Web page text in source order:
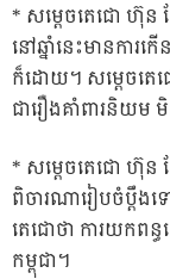
* សម្តេចតេជោ ហ៊ុន ស
នៅឆ្នាំនេះមានការ
ក៏ដោយ។ សម្តេចតេជ
ជារឿងគាំពារនិយម
* សម្តេចតេជោ ហ៊ុន
ពិចារណារៀបចំប្តឹង
តេជោថា ការយកពន្ធ
កម្ពុជា។